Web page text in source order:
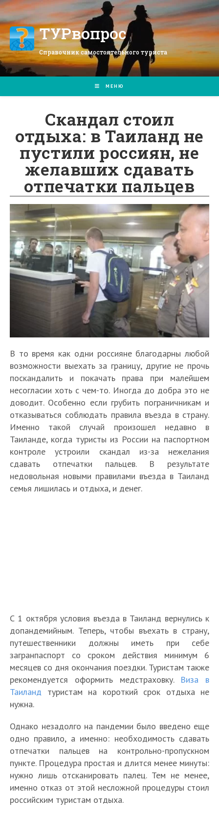
Перейти
к
содержимомуТУРвопрос
Справочник самостоятельного туриста
МЕНЮ
Скандал стоил
отдыха: в Таиланд не
пустили россиян, не
желавших сдавать
отпечатки пальцев
В то время как одни россияне благодарны любой
возможности выехать за границу, другие не прочь
поскандалить и покачать права при малейшем
несогласии хоть с чем-то. Иногда до добра это не
доводит. Особенно если грубить пограничникам и
отказываться соблюдать правила въезда в страну.
Именно такой случай произошел недавно в
Таиланде, когда туристы из России на паспортном
контроле устроили скандал из-за нежелания
сдавать отпечатки пальцев. В результате
недовольная новыми правилами въезда в Таиланд
семья лишилась и отдыха, и денег.
С 1 октября условия въезда в Таиланд вернулись к
допандемийным. Теперь, чтобы въехать в страну,
путешественники должны иметь при себе
загранпаспорт со сроком действия минимум 6
месяцев со дня окончания поездки. Туристам также
рекомендуется оформить медстраховку. Виза в
Таиланд туристам на короткий срок отдыха не
нужна.
Однако незадолго на пандемии было введено еще
одно правило, а именно: необходимость сдавать
отпечатки пальцев на контрольно-пропускном
пункте. Процедура простая и длится менее минуты:
нужно лишь отсканировать палец. Тем не менее,
именно отказ от этой несложной процедуры стоил
российским туристам отдыха.